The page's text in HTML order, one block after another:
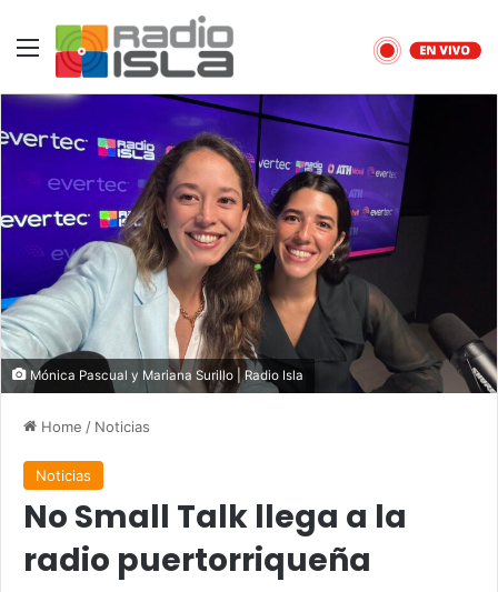
Menu
Mónica Pascual y Mariana Surillo | Radio Isla
Home / Noticias
Noticias
No Small Talk llega a la
radio puertorriqueña